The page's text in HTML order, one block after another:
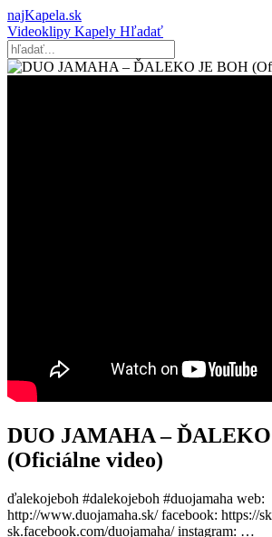
najKapela.sk
Videoklipy Kapely Hľadať
DUO JAMAHA –
(Oficiálne video)
ďalekojeboh #dalekojeboh #duojamaha web:
http://www.duojamaha.sk/ facebook: https://
sk.facebook.com/duojamaha/ instagram: …